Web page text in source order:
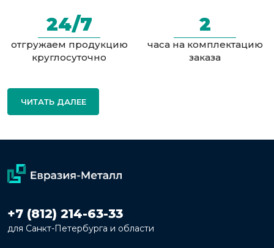
24/7
отгружаем продукцию
круглосуточно
2
часа на комплектацию
заказа
ЧИТАТЬ ДАЛЕЕ
+7 (812) 214-63-33
для Санкт-Петербурга и области